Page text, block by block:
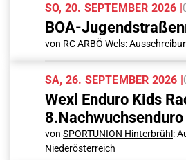
SO, 20. SEPTEMBER 2026 |
BOA-
von RC ARBÖ Wels:
SA, 26. SEPTEMBER 2026 |
Wexl Enduro Kids
8.Nachwuchsenduro
von SPORTUNION Hinterbrühl :
Niederösterreich